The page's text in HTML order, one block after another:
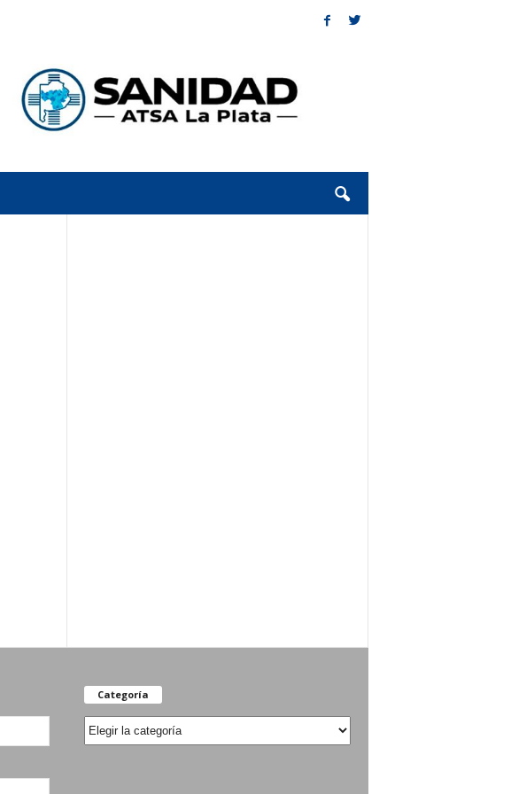
Categoría
Categoría